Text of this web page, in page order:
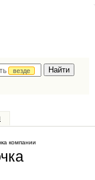
везде
компании